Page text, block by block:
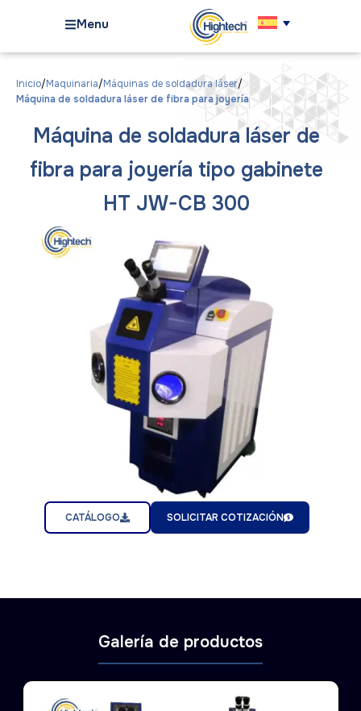
Menu
Inicio Maquinaria Máquinas de soldadura láser
Máquina de soldadura láser de fibra para joyería
Máquina de soldadura láser de
fibra para joyería tipo gabinete
HT JW-CB 300
CATÁLOGO SOLICITAR COTIZACIÓN
Galería de productos